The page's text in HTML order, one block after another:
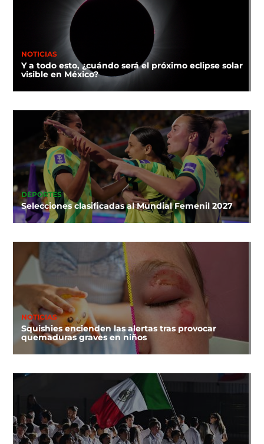
NOTICIAS
Y a todo esto, ¿cuándo será el próximo eclipse solar
visible en México?
DEPORTES
Selecciones clasificadas al Mundial Femenil 2027
NOTICIAS
Squishies encienden las alertas tras provocar
quemaduras graves en niños